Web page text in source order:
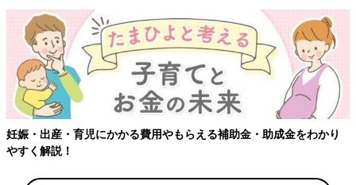
妊娠・出産・育児にかかる費用やもらえる補助金・助成金をわかり
やすく解説！